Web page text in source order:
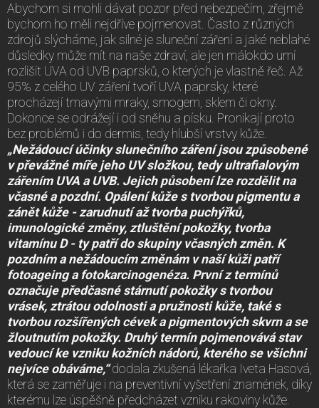
Abychom si mohli dávat pozor před nebezpečím, zřejmě
bychom ho měli nejdříve pojmenovat. Často z různých
zdrojů slýcháme, jak silné je sluneční záření a jaké neblahé
důsledky může mít na naše zdraví, ale jen málokdo umí
rozlišit UVA od UVB paprsků, o kterých je vlastně řeč. Až
95% z celého UV záření tvoří UVA paprsky, které
procházejí tmavými mraky, smogem, sklem či okny.
Dokonce se odrážejí i od sněhu a písku. Pronikají proto
bez problémů i do dermis, tedy hlubší vrstvy kůže.
„Nežádoucí účinky slunečního záření jsou způsobené
v převážné míře jeho UV složkou, tedy ultrafialovým
zářením UVA a UVB. Jejich působení lze rozdělit na
včasné a pozdní. Opálení kůže s tvorbou pigmentu a
zánět kůže - zarudnutí až tvorba puchýřků,
imunologické změny, ztluštění pokožky, tvorba
vitamínu D - ty patří do skupiny včasných změn. K
pozdním a nežádoucím změnám v naší kůži patří
fotoageing a fotokarcinogenéza. První z termínů
označuje předčasné stárnutí pokožky s tvorbou
vrásek, ztrátou odolnosti a pružnosti kůže, také s
tvorbou rozšířených cévek a pigmentových skvrn a se
žloutnutím pokožky. Druhý termín pojmenovává stav
vedoucí ke vzniku kožních nádorů, kterého se všichni
nejvíce obáváme,“dodala zkušená lékařka Iveta Hasová,
která se zaměřuje i na preventivní vyšetření znamének, díky
kterému lze úspěšně předcházet vzniku rakoviny kůže.